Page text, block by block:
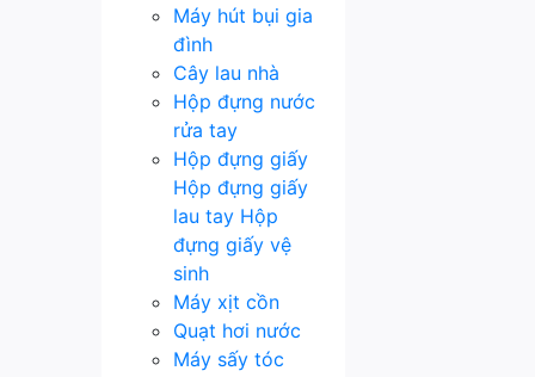
Máy hút bụi gia
đình
Cây lau nhà
Hộp đựng nước
rửa tay
Hộp đựng giấy
Hộp đựng giấy
lau tay Hộp
đựng giấy vệ
sinh
Máy xịt cồn
Quạt hơi nước
Máy sấy tóc